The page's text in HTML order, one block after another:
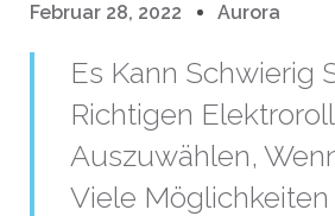
Februar 28, 2022 Aurora
Es Kann Schwierig
Richtigen
Auszuwählen,
Viele